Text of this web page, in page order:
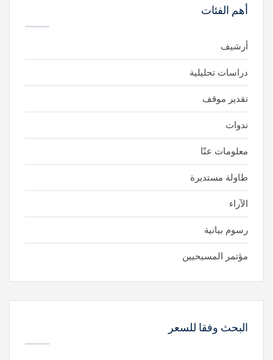
أهم الفئات
أرشيف
دراسات تحليلية
تقدير موقف
ندوات
معلومات عنّا
طاولة مستديرة
الآراء
رسوم بيانية
مؤتمر المسيحيين
البحث وفقا للسعر